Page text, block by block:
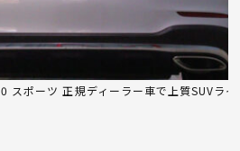
スポーツ 正規ディーラー車で上質SUVラ